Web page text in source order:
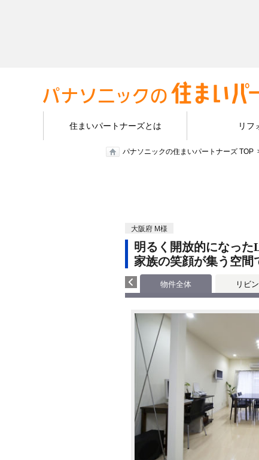
住まいパートナーズとは リフ
パナソニックの住まいパートナーズ TOP
大阪府 M様
明るく開放的になった
家族の笑顔が集う空間
物件全体 リビ